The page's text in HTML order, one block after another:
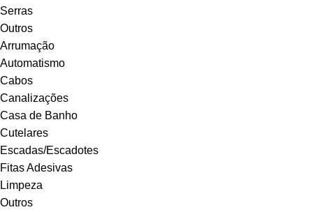
Serras
Outros
Arrumação
Automatismo
Cabos
Canalizações
Casa de Banho
Cutelares
Escadas/Escadotes
Fitas Adesivas
Limpeza
Outros